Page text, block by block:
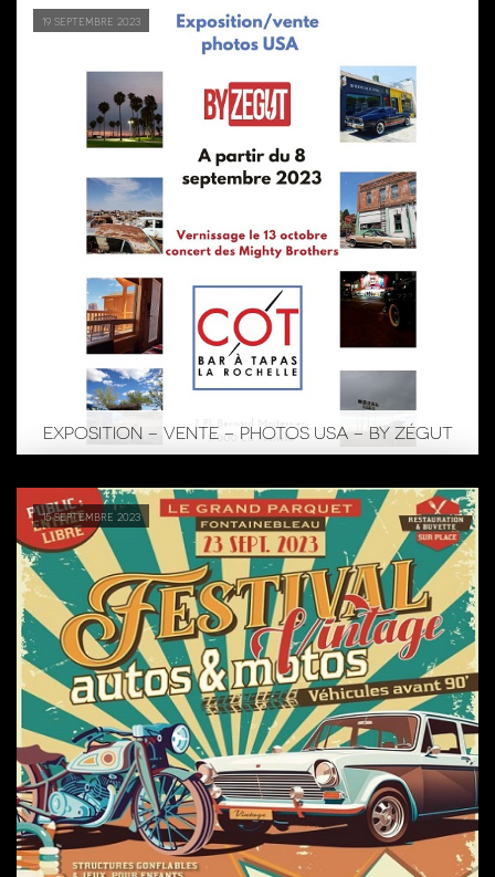
19 septembre 2023
EXPOSITION – VENTE – PHOTOS USA – BY ZÉGUT
15 septembre 2023